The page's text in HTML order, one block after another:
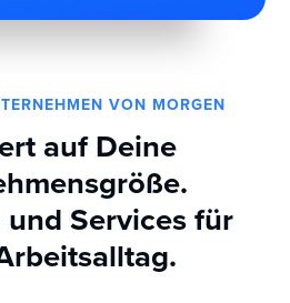
VON MORGEN
auf Deine
Services für